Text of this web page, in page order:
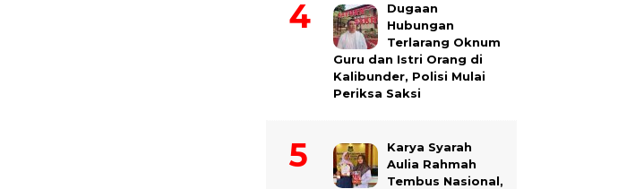
Dugaan
Hubungan
Terlarang Oknum
Guru dan Istri Orang di
Kalibunder, Polisi Mulai
Periksa Saksi
Karya Syarah
Aulia Rahmah
Tembus Nasional,